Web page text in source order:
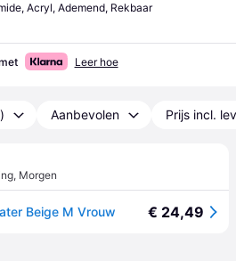
Acryl, Ademend, Rekbaar
Leer hoe
Aanbevolen Prijs incl.
, Morgen
Beige M Vrouw € 24,49